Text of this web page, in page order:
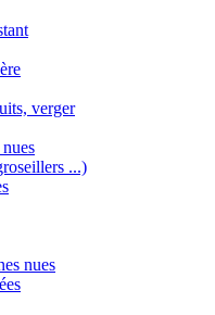
verger
...)
nues